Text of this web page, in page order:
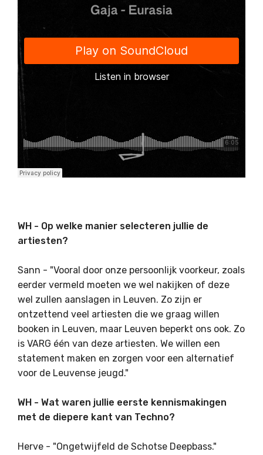
WH - Op welke manier selecteren jullie de
artiesten?
Sann - "Vooral door onze persoonlijk voorkeur, zoals
eerder vermeld moeten we wel nakijken of deze
wel zullen aanslagen in Leuven. Zo zijn er
ontzettend veel artiesten die we graag willen
booken in Leuven, maar Leuven beperkt ons ook. Zo
is VARG één van deze artiesten. We willen een
statement maken en zorgen voor een alternatief
voor de Leuvense jeugd."
WH - Wat waren jullie eerste kennismakingen
met de diepere kant van Techno?
Herve - "Ongetwijfeld de Schotse Deepbass."